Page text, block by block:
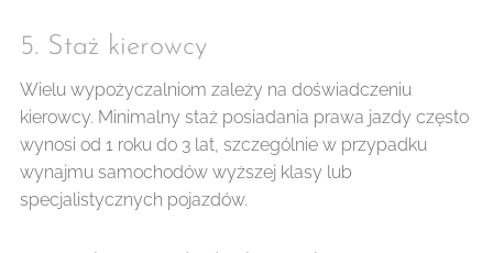
5. Staż kierowcy ⏳
Wielu wypożyczalniom zależy na doświadczeniu
kierowcy. Minimalny staż posiadania prawa jazdy często
wynosi od 1 roku do 3 lat, szczególnie w przypadku
wynajmu samochodów wyższej klasy lub
specjalistycznych pojazdów.